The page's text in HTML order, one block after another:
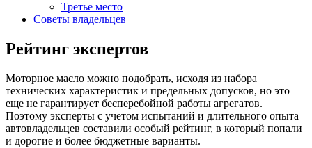
Третье место
Советы владельцев
Рейтинг экспертов
Моторное масло можно подобрать, исходя из набора
технических характеристик и предельных допусков, но это
еще не гарантирует бесперебойной работы агрегатов.
Поэтому эксперты с учетом испытаний и длительного опыта
автовладельцев составили особый рейтинг, в который попали
и дорогие и более бюджетные варианты.